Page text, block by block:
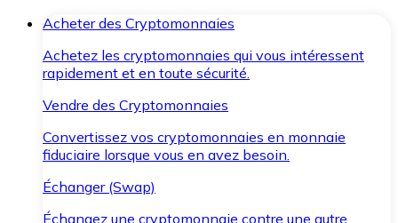
Acheter des Cryptomonnaies
Achetez les cryptomonnaies qui vous intéressent
rapidement et en toute sécurité.
Vendre des Cryptomonnaies
Convertissez vos cryptomonnaies en monnaie
fiduciaire lorsque vous en avez besoin.
Échanger (Swap)
Échangez une cryptomonnaie contre une autre